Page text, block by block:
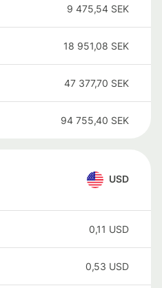
9 475,54 SEK
18 951,08 SEK
47 377,70 SEK
94 755,40 SEK
USD
0,11 USD
0,53 USD